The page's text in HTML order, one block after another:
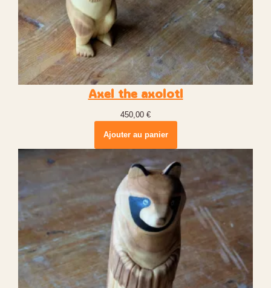
Axel the axolotl
450,00 €
Ajouter au panier